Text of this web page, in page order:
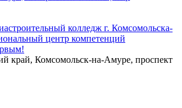
колледж г. Комсомольска-
центр компетенций
край, Комсомольск-на-Амуре, проспект